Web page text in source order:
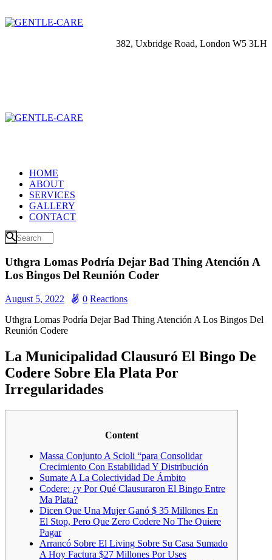
382, Uxbridge Road, London W5 3LH
HOME
ABOUT
SERVICES
GALLERY
CONTACT
Uthgra Lomas Podría Dejar Bad Thing Atención A
Los Bingos Del Reunión Coder
August 5, 2022 0 Reactions
Uthgra Lomas Podría Dejar Bad Thing Atención A Los Bingos Del
Reunión Codere
La Municipalidad Clausuró El Bingo De
Codere Sobre Ela Plata Por
Irregularidades
Content
Massa Conjunto A Scioli “para Consolidar
Crecimiento Con Estabilidad Y Distribución
Sumate A La Colectividad De Ámbito
Codere: ¿y Por Qué Clausuraron El Bingo Entre
Ma Plata?
Dicen Que Una Mujer Ganó $ 35 Millones En
El Stop, Pero Que Zero Codere No The Quiere
Pagar
Arrancó Sobre El Living Sobre Su Casa Sumado
A Hoy Factura $27 Millones Por Uses